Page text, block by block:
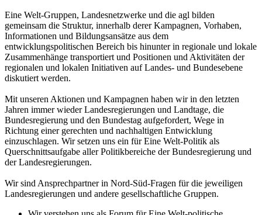
Eine Welt-Gruppen, Landesnetzwerke und die agl bilden
gemeinsam die Struktur, innerhalb derer Kampagnen, Vorhaben,
Informationen und Bildungsansätze aus dem
entwicklungspolitischen Bereich bis hinunter in regionale und lokale
Zusammenhänge transportiert und Positionen und Aktivitäten der
regionalen und lokalen Initiativen auf Landes- und Bundesebene
diskutiert werden.
Mit unseren Aktionen und Kampagnen haben wir in den letzten
Jahren immer wieder Landesregierungen und Landtage, die
Bundesregierung und den Bundestag aufgefordert, Wege in
Richtung einer gerechten und nachhaltigen Entwicklung
einzuschlagen. Wir setzen uns ein für Eine Welt-Politik als
Querschnittsaufgabe aller Politikbereiche der Bundesregierung und
der Landesregierungen.
Wir sind Ansprechpartner in Nord-Süd-Fragen für die jeweiligen
Landesregierungen und andere gesellschaftliche Gruppen.